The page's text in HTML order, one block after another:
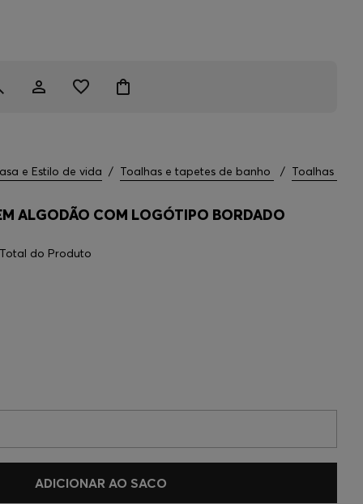
e Estilo de vida / Toalhas e tapetes de banho / Toalhas
ALGODÃO COM LOGÓTIPO BORDADO
do Produto
ADICIONAR AO SACO